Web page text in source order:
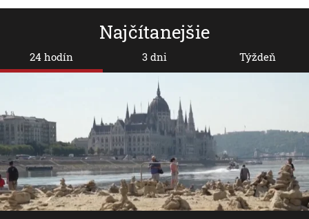
Najčítanejšie
24 hodín 3 dni Týždeň